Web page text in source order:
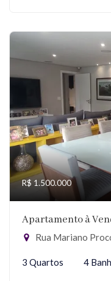
R$ 1.500.000
Apartamento à
Rua Mariano
3 Quartos 4